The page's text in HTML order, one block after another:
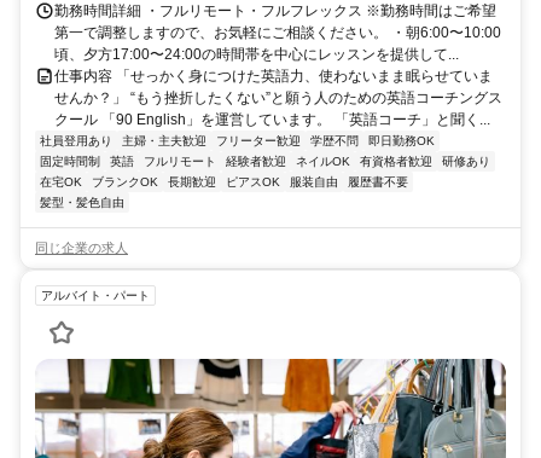
勤務時間詳細 ・フルリモート・フルフレックス ※勤務時間はご希望
第一で調整しますので、お気軽にご相談ください。 ・朝6:00〜10:00
頃、夕方17:00〜24:00の時間帯を中心にレッスンを提供して...
仕事内容 「せっかく身につけた英語力、使わないまま眠らせていま
せんか？」 “もう挫折したくない”と願う人のための英語コーチングス
クール 「90 English」を運営しています。 「英語コーチ」と聞く...
社員登用あり 主婦・主夫歓迎 フリーター歓迎 学歴不問
即日勤務OK
固定時間制
英語 フルリモート 経験者歓迎 ネイルOK 有資格者歓迎
研修あり
在宅OK
ブランクOK 長期歓迎 ピアスOK 服装自由
履歴書不要
髪型・髪色自由
同じ企業の求人
アルバイト・パート